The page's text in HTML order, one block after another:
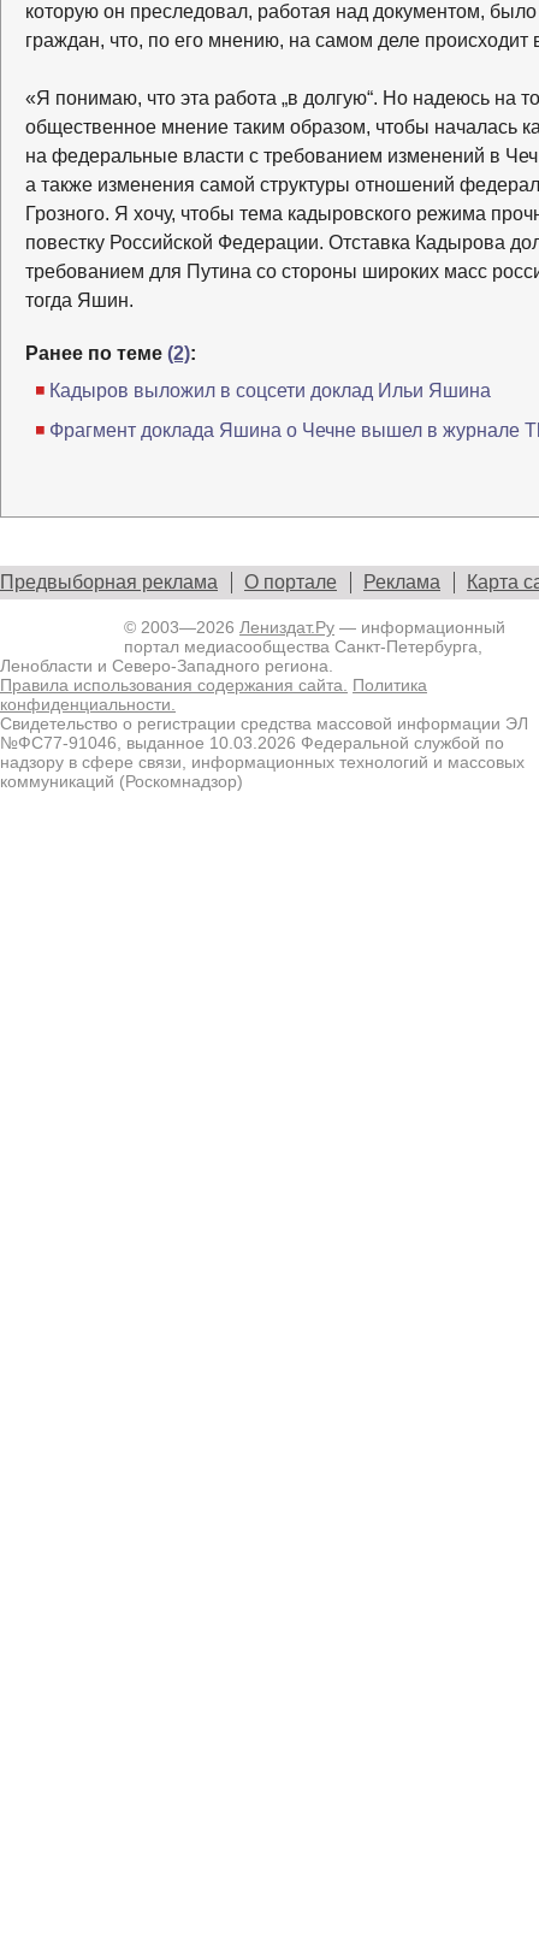
которую он преследовал, работая над документом,
граждан, что, по его мнению, на самом деле происходит
«Я понимаю, что эта работа „в долгую“. Но надеюсь на
общественное мнение таким образом, чтобы началась
на федеральные власти с требованием изменений в
а также изменения самой структуры отношений
Грозного. Я хочу, чтобы тема кадыровского режима
повестку Российской Федерации. Отставка Кадырова
требованием для Путина со стороны широких масс
тогда Яшин.
Ранее по теме (2):
Кадыров выложил в соцсети доклад Ильи Яшина
Фрагмент доклада Яшина о Чечне вышел в журнале
Предвыборная реклама О портале Реклама Карта
© 2003—2026 Лениздат.Ру — информационный
портал медиасообщества Санкт-Петербурга,
Ленобласти и Северо-Западного региона.
Правила использования содержания сайта. Политика
конфиденциальности.
Свидетельство о регистрации средства массовой информации ЭЛ
№ФС77-91046, выданное 10.03.2026 Федеральной службой по
надзору в сфере связи, информационных технологий и массовых
коммуникаций (Роскомнадзор)